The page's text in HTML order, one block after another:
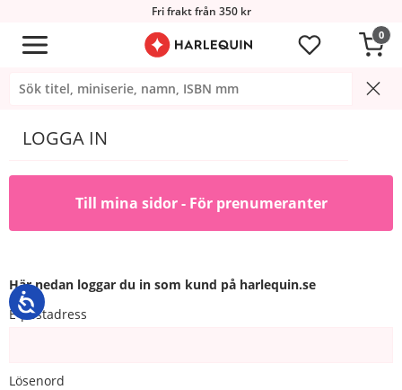
Fri frakt från 350 kr
0
LOGGA IN
Till mina sidor - För prenumeranter
Här nedan loggar du in som kund på harlequin.se
E-postadress
Lösenord